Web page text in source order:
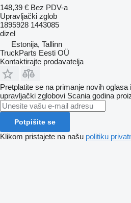
148,39 € Bez PDV-a
Upravljački zglob
1895928 1443085
dizel
Estonija, Tallinn
TruckParts Eesti OÜ
Kontaktirajte prodavatelja
Pretplatite se na primanje novih oglasa
upravljački zglobovi Scania godina
Potpišite se
Klikom pristajete na našu politiku